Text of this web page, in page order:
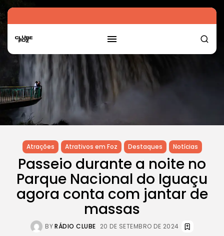
Atrações Atrativos em Foz Destaques Notícias
Passeio durante a noite no
Parque Nacional do Iguaçu
agora conta com jantar de
massas
BYRÁDIO CLUBE 20 DE SETEMBRO DE 2024